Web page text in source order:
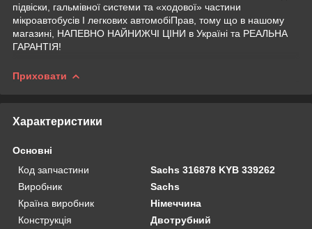
підвіски, гальмівної системи та «ходової» частини
мікроавтобусів І легкових автомобіПрав, тому що в нашому
магазині, НАПЕВНО НАЙНИЖЧІ ЦІНИ в Україні та РЕАЛЬНА
ГАРАНТІЯ!
Приховати
Характеристики
Основні
Код запчастини
Sachs 316878 KYB 339262
Виробник
Sachs
Країна виробник
Німеччина
Конструкція
Двотрубний